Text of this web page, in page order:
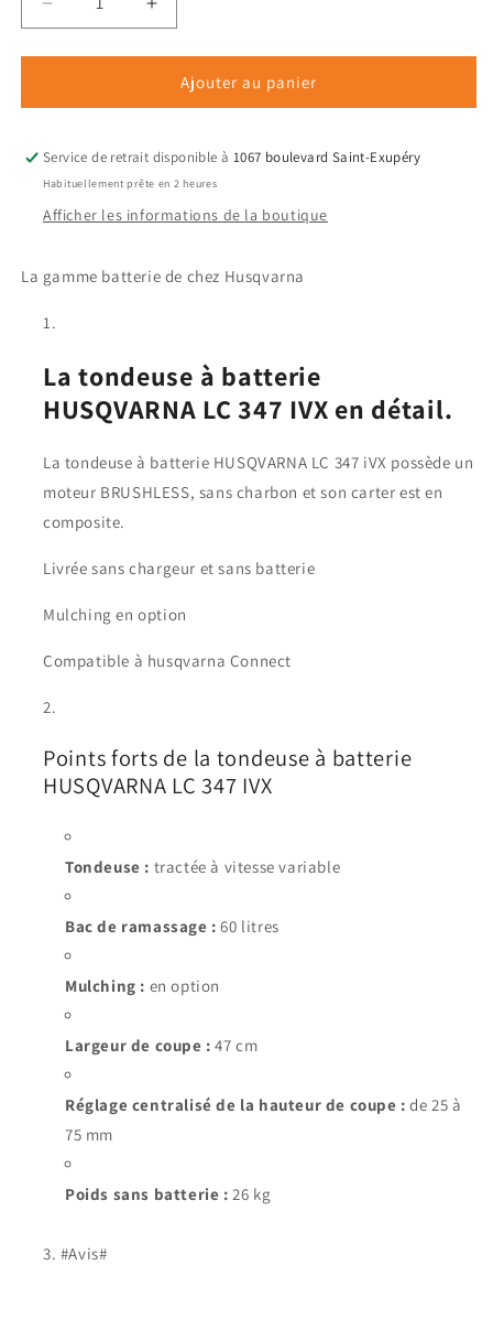
Réduire
la
quantité
Tondeuse
batterie
HUSQVARNA
347
pack
Augmenter
la
quantité
Tondeuse
batterie
HUSQVARNA
347
en
Ajouter au panier
Service de retrait disponible à 1067 boulevard Saint-Exupéry
Habituellement prête en 2 heures
Afficher les informations de la boutique
La gamme batterie de chez Husqvarna
La tondeuse à batterie
HUSQVARNA LC 347 IVX en détail.
La tondeuse à batterie HUSQVARNA LC 347 iVX possède un
moteur BRUSHLESS, sans charbon et son carter est en
composite.
Livrée sans chargeur et sans batterie
Mulching en option
Compatible à husqvarna Connect
Points forts de la tondeuse à batterie
HUSQVARNA LC 347 IVX
Tondeuse : tractée à vitesse variable
Bac de ramassage : 60 litres
Mulching : en option
Largeur de coupe : 47 cm
Réglage centralisé de la hauteur de coupe : de 25 à
75 mm
Poids sans batterie :26 kg
#Avis#